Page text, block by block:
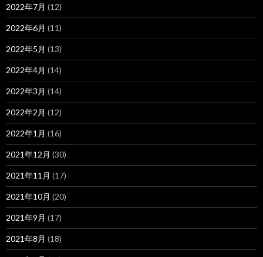
2022年7月 (12)
2022年6月 (11)
2022年5月 (13)
2022年4月 (14)
2022年3月 (14)
2022年2月 (12)
2022年1月 (16)
2021年12月 (30)
2021年11月 (17)
2021年10月 (20)
2021年9月 (17)
2021年8月 (18)